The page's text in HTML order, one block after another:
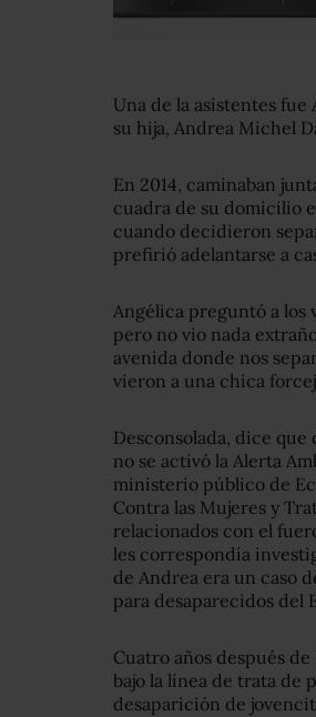
Una de la asistentes
su hija, Andrea Michel
En 2014, caminaban
cuadra de su domicilio
cuando decidieron
prefirió adelantarse a
Angélica preguntó a los
pero no vio nada
avenida donde nos
vieron a una chica
Desconsolada, dice
no se activó la Alerta
ministerio público de
Contra las Mujeres y
relacionados con el
les correspondía
de Andrea era un caso
para desaparecidos del
Cuatro años después
bajo la línea de trata de
desaparición de